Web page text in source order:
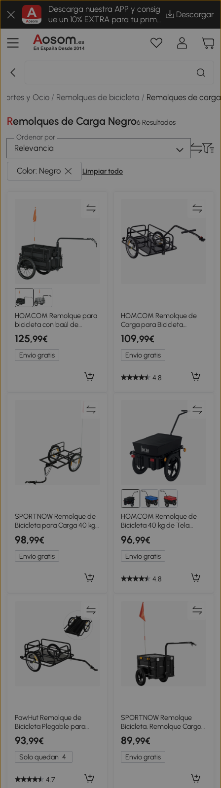
Descarga nuestra APP y consig
ue un 10% EXTRA para tu prime
r pedido
Descargar
y Ocio / Remolques de bicicleta / Remolques de carga
Remolques de Carga Negro6 Resultados
Ordenar por
Relevancia
Color: Negro Limpiar todo
HOMCOM Remolque para
bicicleta con baúl de
almacenamiento
desmontable y plegable
de 65L, reflectantes de
seguridad, carga máx.
125,99€
Envío gratis
HOMCOM Remolque de
Carga para Bicicleta
Plegable con 2 Ruedas
Reflectores Seguros Carga
40 kg 155x71,5x77 cm
Negro
109,99€
Envío gratis
4.8
SPORTNOW Remolque de
Bicicleta para Carga 40 kg
Carro de Mano de Acero
con Bandera Roja Ruedas
de 16 Pulgadas 145x60x42
cm Negro
98,99€
Envío gratis
HOMCOM Remolque de
Bicicleta 40 kg de Tela
Oxford con Reflectores y
Estructura de Acero
144x59x80 cm Negro
96,99€
Envío gratis
4.8
PawHut Remolque de
Bicicleta Plegable para
Carga 40kg Carga de
Equipaje con Marco de
Acero Ligero y Reflectores
139x71,5x49 cm Negro
93,99€
Solo quedan 4
4.7
SPORTNOW Remolque
Bicicleta, Remolque Cargo
65L con Caja de
Almacenamiento Plegable
y Tapa, Ruedas Neumáticas
de Liberación Rápida
89,99€
Envío gratis